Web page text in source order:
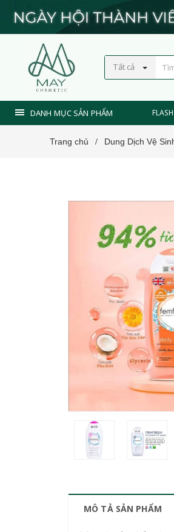
Tất cả
DANH MỤC SẢN PHẨM
Trang chủ / Dung Dịch Vệ
MÔ TẢ SẢN PHẨM